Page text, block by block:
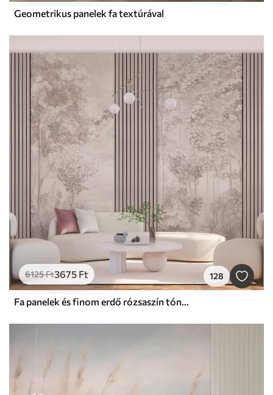
Geometrikus panelek fa textúrával
6125Ft3675 Ft 128
Fa panelek és finom erdő rózsaszín tónusokban